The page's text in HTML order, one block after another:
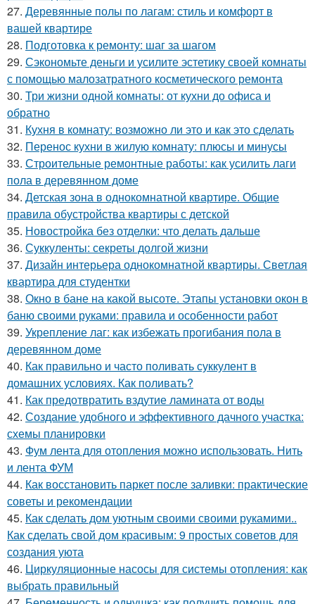
27. Деревянные полы по лагам: стиль и комфорт в
вашей квартире
28. Подготовка к ремонту: шаг за шагом
29. Сэкономьте деньги и усилите эстетику своей комнаты
с помощью малозатратного косметического ремонта
30. Три жизни одной комнаты: от кухни до офиса и
обратно
31. Кухня в комнату: возможно ли это и как это сделать
32. Перенос кухни в жилую комнату: плюсы и минусы
33. Строительные ремонтные работы: как усилить лаги
пола в деревянном доме
34. Детская зона в однокомнатной квартире. Общие
правила обустройства квартиры с детской
35. Новостройка без отделки: что делать дальше
36. Суккуленты: секреты долгой жизни
37. Дизайн интерьера однокомнатной квартиры. Светлая
квартира для студентки
38. Окно в бане на какой высоте. Этапы установки окон в
баню своими руками: правила и особенности работ
39. Укрепление лаг: как избежать прогибания пола в
деревянном доме
40. Как правильно и часто поливать суккулент в
домашних условиях. Как поливать?
41. Как предотвратить вздутие ламината от воды
42. Создание удобного и эффективного дачного участка:
схемы планировки
43. Фум лента для отопления можно использовать. Нить
и лента ФУМ
44. Как восстановить паркет после заливки: практические
советы и рекомендации
45. Как сделать дом уютным своими своими рукамими..
Как сделать свой дом красивым: 9 простых советов для
создания уюта
46. Циркуляционные насосы для системы отопления: как
выбрать правильный